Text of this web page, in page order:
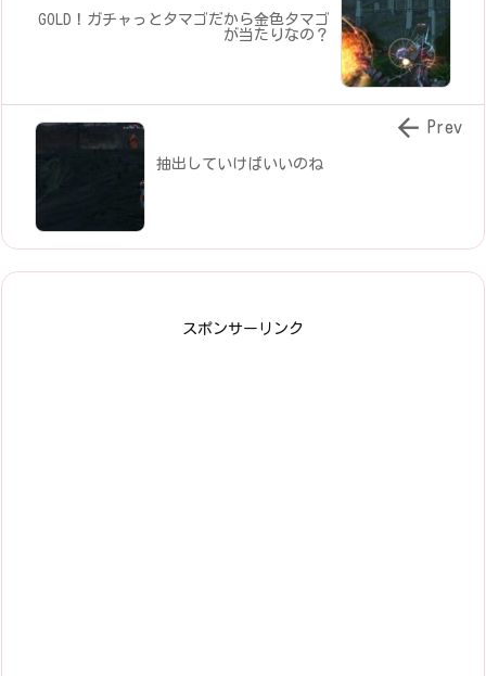
GOLD！ガチャっとタマゴだから金色タマゴ
が当たりなの？
抽出していけばいいのね
 Prev
スポンサーリンク